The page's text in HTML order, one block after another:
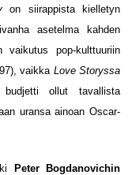
on siirappista kielletyn
asetelma kahden
pop-kulttuuriin
vaikka Love Storyssa
ollut tavallista
uransa ainoan Oscar-
Peter Bogdanovichin